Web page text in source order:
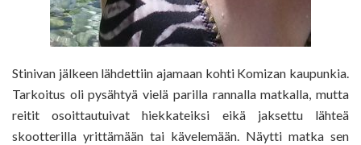
Stinivan jälkeen lähdettiin ajamaan kohti Komizan kaupunkia.
Tarkoitus oli pysähtyä vielä parilla rannalla matkalla, mutta
reitit osoittautuivat hiekkateiksi eikä jaksettu lähteä
skootterilla yrittämään tai kävelemään. Näytti matka sen